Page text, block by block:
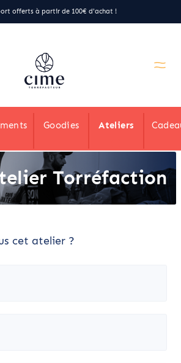
offerts à partir de 100€ d'achat !
Goodies Ateliers
Torréfaction
cet atelier ?